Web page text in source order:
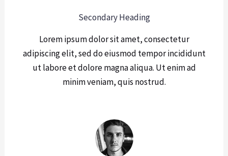
Secondary Heading
Lorem ipsum dolor sit amet, consectetur
adipiscing elit, sed do eiusmod tempor incididunt
ut labore et dolore magna aliqua. Ut enim ad
minim veniam, quis nostrud.